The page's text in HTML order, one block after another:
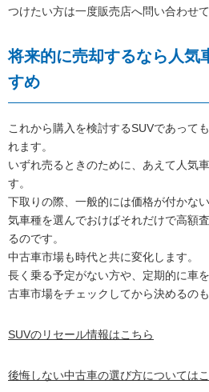
つけたい方は一度販売店へ問い合わせて
将来的に売却するなら人気
すめ
これから購入を検討するSUVであって
れます。
いずれ売るときのために、あえて人気
す。
下取りの際、一般的には価格が付かな
気車種を選んでおけばそれだけで高額
るのです。
中古車市場も時代と共に変化します。
長く乗る予定がない方や、定期的に車
古車市場をチェックしてから決めるのも
SUVのリセール情報はこちら
後悔しない中古車の選び方については